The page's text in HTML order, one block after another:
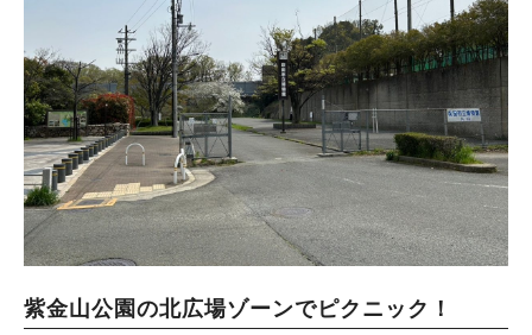
紫金山公園の北広場ゾーンでピクニック！